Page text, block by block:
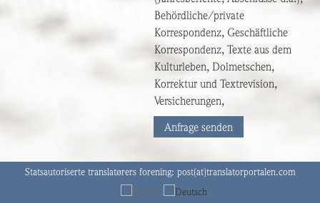
Anfrage senden
Behördliche/private
Korrespondenz, Geschäftliche
Korrespondenz, Texte aus dem
Kulturleben, Dolmetschen,
Korrektur und Textrevision,
Versicherungen,
Statsautoriserte translatørers forening: post(at)translatorportalen.com